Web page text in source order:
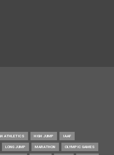
ATHLETICS HIGH JUMP IAAF
LONG JUMP MARATHON OLYMPIC GAMES